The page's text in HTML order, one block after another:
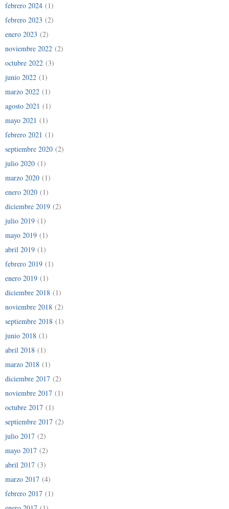
febrero 2024 (1)
febrero 2023 (2)
enero 2023 (2)
noviembre 2022 (2)
octubre 2022 (3)
junio 2022 (1)
marzo 2022 (1)
agosto 2021 (1)
mayo 2021 (1)
febrero 2021 (1)
septiembre 2020 (2)
julio 2020 (1)
marzo 2020 (1)
enero 2020 (1)
diciembre 2019 (2)
julio 2019 (1)
mayo 2019 (1)
abril 2019 (1)
febrero 2019 (1)
enero 2019 (1)
diciembre 2018 (1)
noviembre 2018 (2)
septiembre 2018 (1)
junio 2018 (1)
abril 2018 (1)
marzo 2018 (1)
diciembre 2017 (2)
noviembre 2017 (1)
octubre 2017 (1)
septiembre 2017 (2)
julio 2017 (2)
mayo 2017 (2)
abril 2017 (3)
marzo 2017 (4)
febrero 2017 (1)